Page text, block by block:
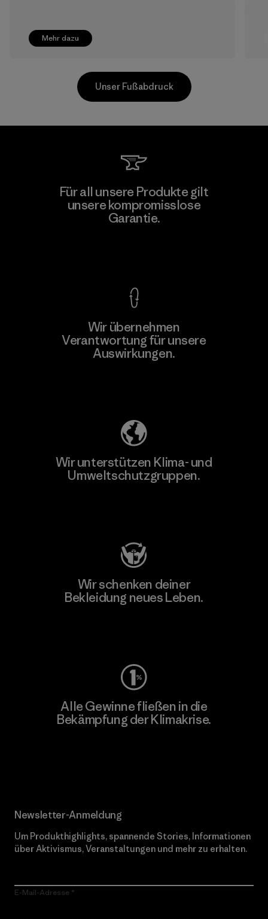
Mehr dazu
Mehr dazu
Shinwon Ebenezer Hanoi
Unser Fußabdruck
Für all unsere Produkte gilt
unsere kompromisslose
Garantie.
Wir übernehmen
Verantwortung für unsere
Auswirkungen.
Wir unterstützen Klima- und
Umweltschutzgruppen.
Wir schenken deiner
Bekleidung neues Leben.
Alle Gewinne fließen in die
Bekämpfung der Klimakrise.
Newsletter-Anmeldung
Um Produkthighlights, spannende Stories, Informationen
über Aktivismus, Veranstaltungen und mehr zu erhalten.
E-Mail-Adresse